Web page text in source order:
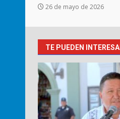
26 de mayo de 2026
TE PUEDEN